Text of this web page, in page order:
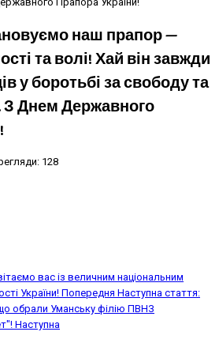
наш прапор —
та волі! Хай він завжди
у боротьбі за свободу та
З Днем Державного
128
вас із величним національним
України! Попередня Наступна стаття:
обрали Уманську філію ПВНЗ
Наступна